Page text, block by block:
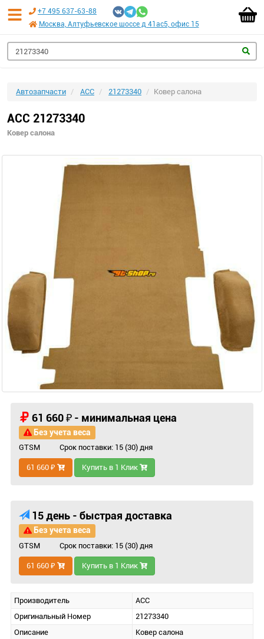
+7 495 637-63-88
Москва, Алтуфьевское шоссе д 41ас5, офис 15
Автозапчасти ACC 21273340 Ковер салона
ACC 21273340
Ковер салона
61 660 ₽ - минимальная цена
Без учета веса
GTSM Срок поставки: 15 (30) дня
61 660 ₽ Купить в 1 Клик
15 день - быстрая доставка
Без учета веса
GTSM Срок поставки: 15 (30) дня
61 660 ₽ Купить в 1 Клик
Производитель
ACC
Оригинальный Номер
21273340
Описание
Ковер салона